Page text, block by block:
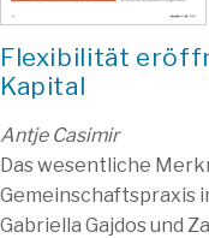
Flexibilität
Kapital
Antje Casimir
Das wesentliche
Gemeinschaftspraxis
Gabriella Gajdos und